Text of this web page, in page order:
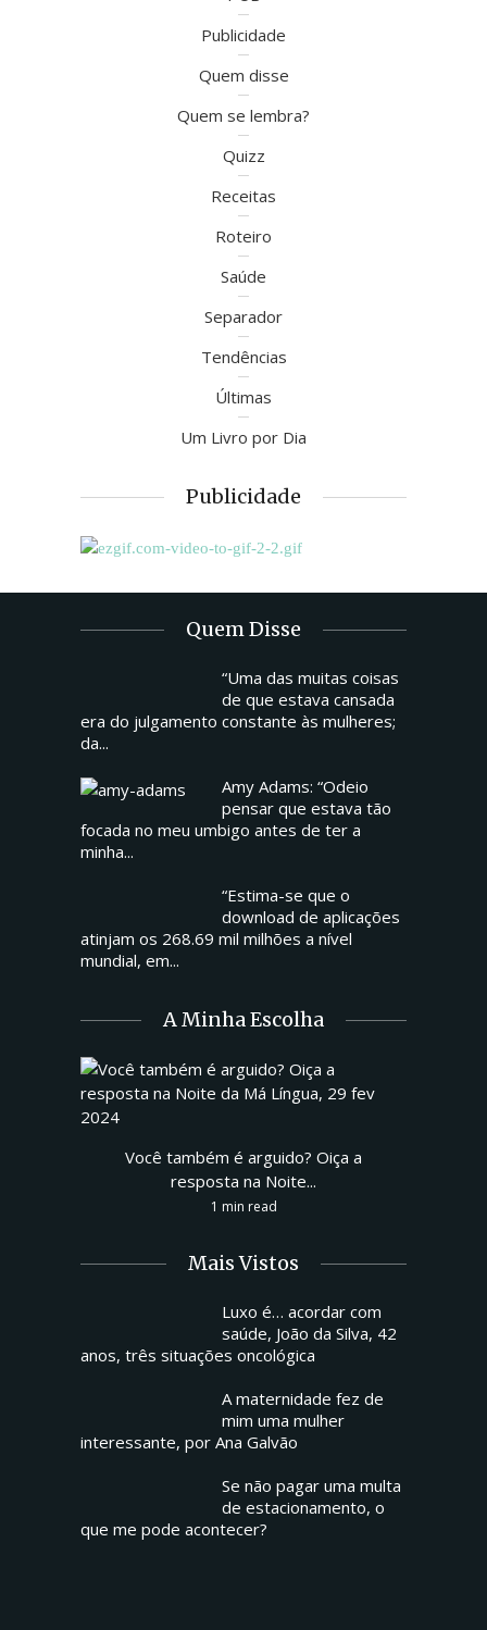
Publicidade
Quem disse
Quem se lembra?
Quizz
Receitas
Roteiro
Saúde
Separador
Tendências
Últimas
Um Livro por Dia
Publicidade
Quem Disse
“Uma das muitas coisas
de que estava cansada
era do julgamento constante às mulheres;
da...
Amy Adams: “Odeio
pensar que estava tão
focada no meu umbigo antes de ter a
minha...
“Estima-se que o
download de aplicações
atinjam os 268.69 mil milhões a nível
mundial, em...
A Minha Escolha
Você também é arguido? Oiça a
resposta na Noite...
1 min read
Mais Vistos
Luxo é… acordar com
saúde, João da Silva, 42
anos, três situações oncológica
A maternidade fez de
mim uma mulher
interessante, por Ana Galvão
Se não pagar uma multa
de estacionamento, o
que me pode acontecer?